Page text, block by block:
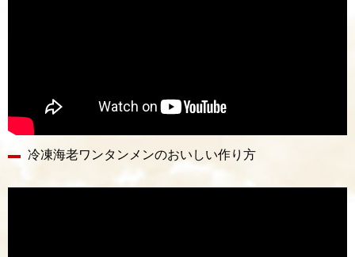
冷凍海老ワンタンメンのおいしい作り方